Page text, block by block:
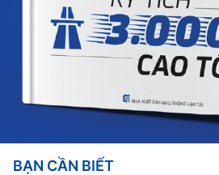
BẠN CẦN BIẾT